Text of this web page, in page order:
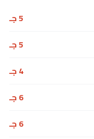
5 جـ
5 جـ
4 جـ
6 جـ
6 جـ